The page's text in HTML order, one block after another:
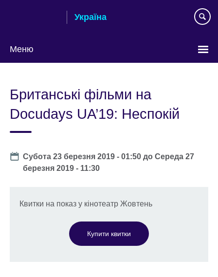
Україна
Меню
language
Британські фільми на
Docudays UA’19: Неспокій
Date
Субота 23 березня 2019 - 01:50 доСереда 27
березня 2019 - 11:30
Квитки на показ у кінотеатр Жовтень
Купити квитки